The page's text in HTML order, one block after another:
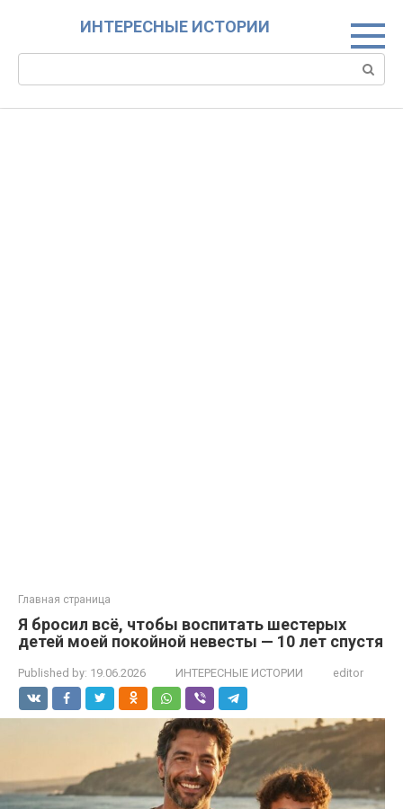
ИНТЕРЕСНЫЕ ИСТОРИИ
Главная страница
Я бросил всё, чтобы воспитать шестерых
детей моей покойной невесты — 10 лет спустя
Published by: 19.06.2026 ИНТЕРЕСНЫЕ ИСТОРИИ editor